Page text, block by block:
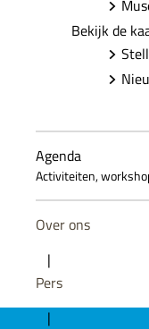
Bekijk de
Agenda
Activiteiten,
Over ons
|
Pers
|